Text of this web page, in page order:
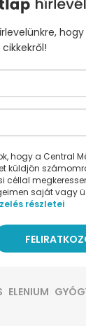
hogy a Central
küldjön
céllal
saját vagy
részletei
ELENIUM